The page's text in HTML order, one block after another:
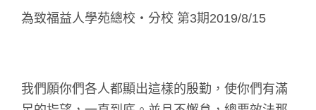
為致福益人學苑總校‧分校 第3期2019/8/15
我們願你們各人都顯出這樣的殷勤，使你們有滿